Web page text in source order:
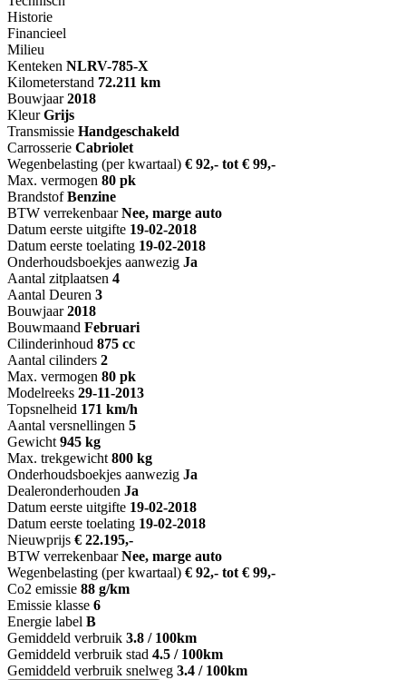
Historie
Financieel
Milieu
Kenteken NLRV-785-X
Kilometerstand 72.211 km
Bouwjaar 2018
Kleur Grijs
Transmissie Handgeschakeld
Carrosserie Cabriolet
Wegenbelasting (per kwartaal) € 92,- tot € 99,-
Max. vermogen 80 pk
Brandstof Benzine
BTW verrekenbaar Nee, marge auto
Datum eerste uitgifte 19-02-2018
Datum eerste toelating 19-02-2018
Onderhoudsboekjes aanwezig Ja
Aantal zitplaatsen 4
Aantal Deuren 3
Bouwjaar 2018
Bouwmaand Februari
Cilinderinhoud 875 cc
Aantal cilinders 2
Max. vermogen 80 pk
Modelreeks 29-11-2013
Topsnelheid 171 km/h
Aantal versnellingen 5
Gewicht 945 kg
Max. trekgewicht 800 kg
Onderhoudsboekjes aanwezig Ja
Dealeronderhouden Ja
Datum eerste uitgifte 19-02-2018
Datum eerste toelating 19-02-2018
Nieuwprijs € 22.195,-
BTW verrekenbaar Nee, marge auto
Wegenbelasting (per kwartaal) € 92,- tot € 99,-
Co2 emissie 88 g/km
Emissie klasse 6
Energie label B
Gemiddeld verbruik 3.8 / 100km
Gemiddeld verbruik stad 4.5 / 100km
Gemiddeld verbruik snelweg 3.4 / 100km